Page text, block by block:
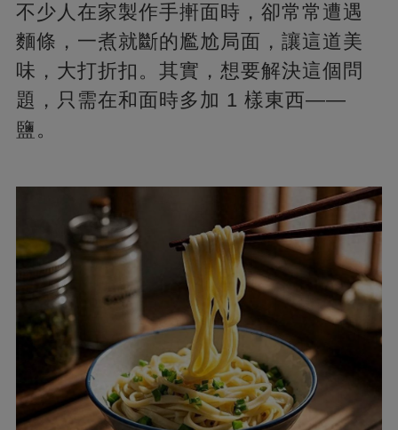
不少人在家製作手搟面時，卻常常遭遇
麵條，一煮就斷的尷尬局面，讓這道美
味，大打折扣。其實，想要解決這個問
題，只需在和面時多加 1 樣東西——
鹽。